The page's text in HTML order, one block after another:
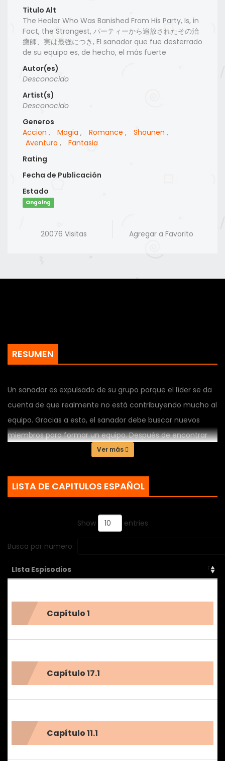
Titulo Alt
The Healer Who Was Banished From His Party, Is, in
Fact, the Strongest, パーティーから追放されたその治
癒師、実は最強につき, El sanador que fue desterrado
de su equipo es, de hecho, el más fuerte
Autor(es)
Desconocido
Artist(s)
Desconocido
Generos
Accion , Magia , Romance , Shounen ,
Aventura ,
Fantasia
Rating
Fecha de Publicación
Estado
Ongoing
20076 Visitas Agregar a Favorito
RESUMEN
Un sanador es expulsado de su grupo porque el líder se da
cuenta de que realmente no está contribuyendo mucho al
equipo. Gracias a esto, el sanador debe buscar nuevos
miembros para formar un equipo. Después de encontrar
una linda artista marcial con la que trabajará juntos, revela
realidad lucha bien en combate cuerpo a cuerpo.
Ver más
LISTA DE CAPITULOS ESPAÑOL
Show entries
Busca por numero:
LIsta Espisodios
Capítulo 1
Capítulo 17.1
Capítulo 11.1